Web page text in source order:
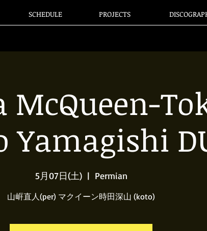
SCHEDULE PROJECTS
Yamagishi
5月07日(土)
  |
Permian
山㟁直人(per) マクイーン時田深山 (koto)